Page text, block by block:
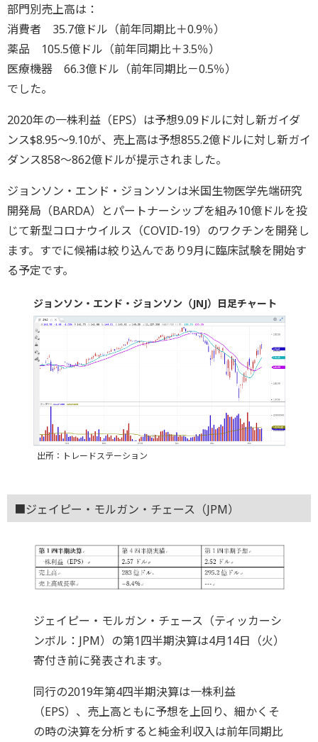
部門別売上高は：
消費者 35.7億ドル（前年同期比＋0.9％）
薬品 105.5億ドル（前年同期比＋3.5％）
医療機器 66.3億ドル（前年同期比－0.5％）
でした。
2020年の一株利益（EPS）は予想9.09ドルに対し新ガイダ
ンス$8.95～9.10が、売上高は予想855.2億ドルに対し新ガイ
ダンス858～862億ドルが提示されました。
ジョンソン・エンド・ジョンソンは米国生物医学先端研究
開発局（BARDA）とパートナーシップを組み10億ドルを投
じて新型コロナウイルス（COVID-19）のワクチンを開発し
ます。すでに候補は絞り込んであり9月に臨床試験を開始す
る予定です。
ジョンソン・エンド・ジョンソン（JNJ）日足チャート
出所：トレードステーション
■ジェイピー・モルガン・チェース（JPM）
ジェイピー・モルガン・チェース（ティッカーシ
ンボル：JPM）の第1四半期決算は4月14日（火）
寄付き前に発表されます。
同行の2019年第4四半期決算は一株利益
（EPS）、売上高ともに予想を上回り、細かくそ
の時の決算を分析すると純金利収入は前年同期比